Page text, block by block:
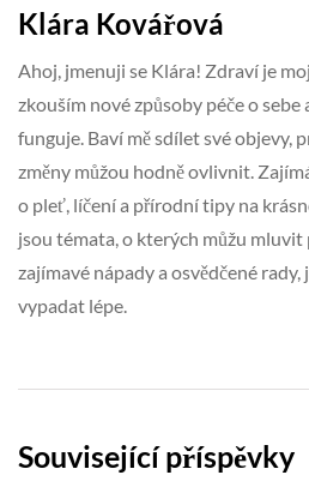
Klára Kovářová
Ahoj, jmenuji se Klára! Zdraví je
zkouším nové způsoby péče o
funguje. Baví mě sdílet své objevy,
změny můžou hodně ovlivnit.
o pleť, líčení a přírodní tipy na
jsou témata, o kterých můžu mluvit
zajímavé nápady a osvědčené rady,
vypadat lépe.
Související příspěvky